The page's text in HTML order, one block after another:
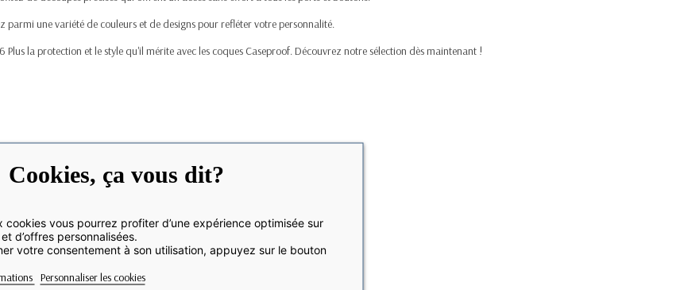
parmi une variété de couleurs et de designs pour refléter votre personnalité.
Plus la protection et le style qu'il mérite avec les coques Caseproof. Découvrez notre sélection dès maintenant !
Cookies, ça vous dit?
cookies vous pourrez profiter d’une expérience optimisée sur
d’offres personnalisées.
votre consentement à son utilisation, appuyez sur le bouton
Personnaliser les cookies